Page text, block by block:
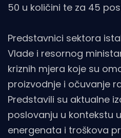
50 u količini te za 45
Predstavnici sektora
Vlade i resornog
kriznih mjera koje su
proizvodnje i očuvanje
Predstavili su aktualne
poslovanju u kontekstu
energenata i troškova